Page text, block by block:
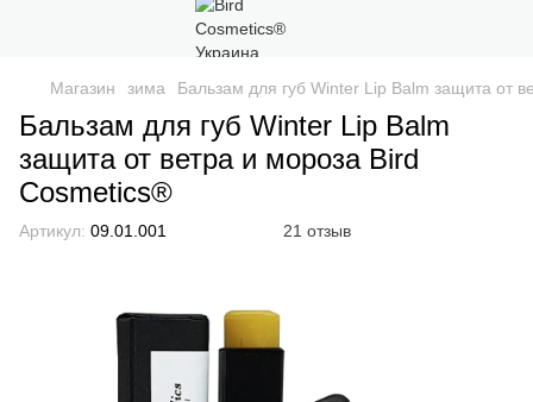
Магазин зима Бальзам для губ Winter Lip Balm защита от
Бальзам для губ Winter Lip Balm
защита от ветра и мороза Bird
Cosmetics®
Артикул: 09.01.001 21 отзыв